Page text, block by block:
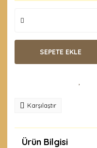
SEPETE EKLE
Karşılaştır
Ürün Bilgisi